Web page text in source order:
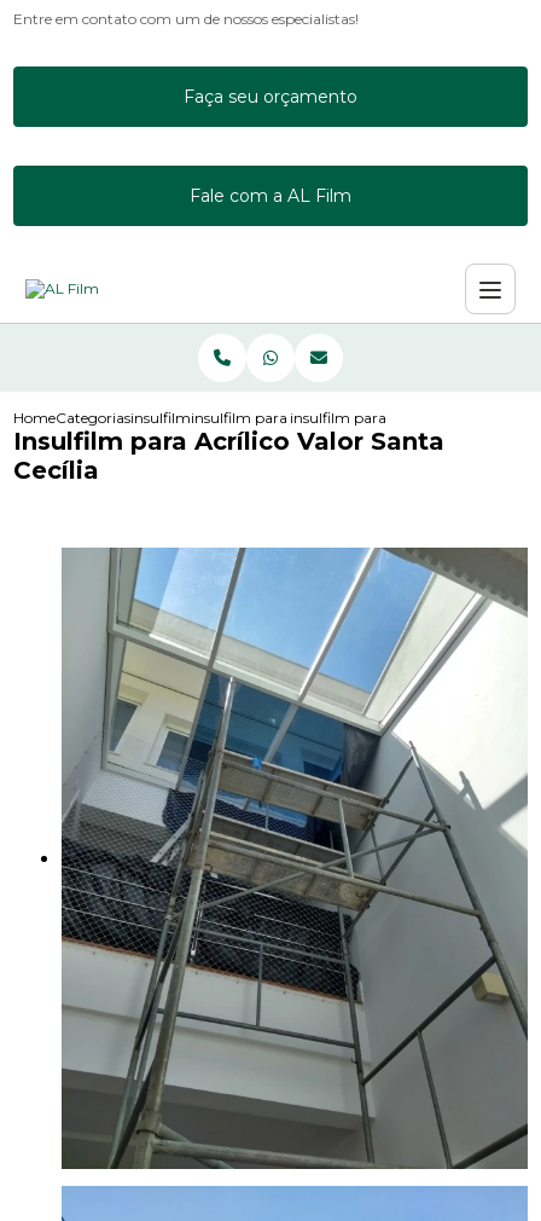
Entre em contato com um de nossos especialistas!
Faça seu orçamento
Fale com a AL Film
HomeCategoriasinsulfilminsulfilm para janela de apartamento
insulfilm para acrilico valor santa
Insulfilm para Acrílico Valor Santa
Cecília